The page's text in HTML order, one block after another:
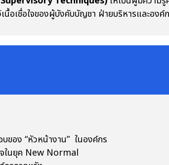
นื้อเชื่อใจของผู้บังคับบัญชา ฝ่ายบริหารและอง
ของ “หัวหน้างาน” ในองค์กร
ในยุค New Normal